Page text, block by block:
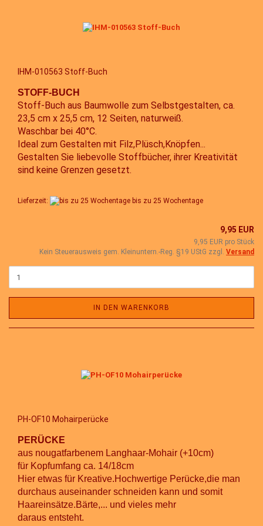
IHM-010563 Stoff-Buch
STOFF-BUCH
Stoff-Buch aus Baumwolle zum Selbstgestalten, ca.
23,5 cm x 25,5 cm, 12 Seiten, naturweiß.
Waschbar bei 40°C.
Ideal zum Gestalten mit Filz,Plüsch,Knöpfen...
Gestalten Sie liebevolle Stoffbücher, ihrer Kreativität
sind keine Grenzen gesetzt.
Lieferzeit: bis zu 25 Wochentage
9,95 EUR
9,95 EUR pro Stück
Kein Steuerausweis gem. Kleinuntern.-Reg. §19 UStG zzgl. Versand
IN DEN WARENKORB
PH-OF10 Mohairperücke
PERÜCKE
aus nougatfarbenem Langhaar-Mohair (+10cm)
für Kopfumfang ca. 14/18cm
Hier etwas für Kreative.Hochwertige Perücke,die man
durchaus auseinander schneiden kann und somit
Haareinsätze.Bärte,... und vieles mehr
daraus entsteht.